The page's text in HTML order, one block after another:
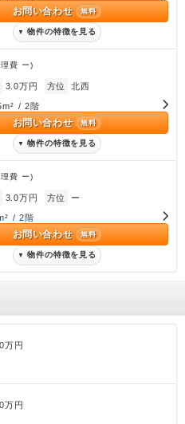
お問い合わせ 無料
▼ 物件の特徴を見る
費 ー)
3.0万円 方位 北西
/ 2階
お問い合わせ 無料
▼ 物件の特徴を見る
費 ー)
3.0万円 方位 ー
/ 2階
お問い合わせ 無料
▼ 物件の特徴を見る
万円
万円